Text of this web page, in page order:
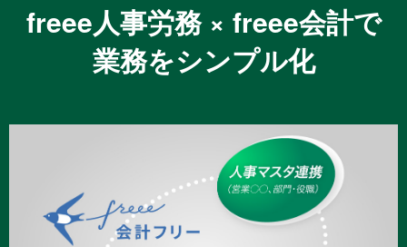
freee人事労務 × freee会計で
業務をシンプル化